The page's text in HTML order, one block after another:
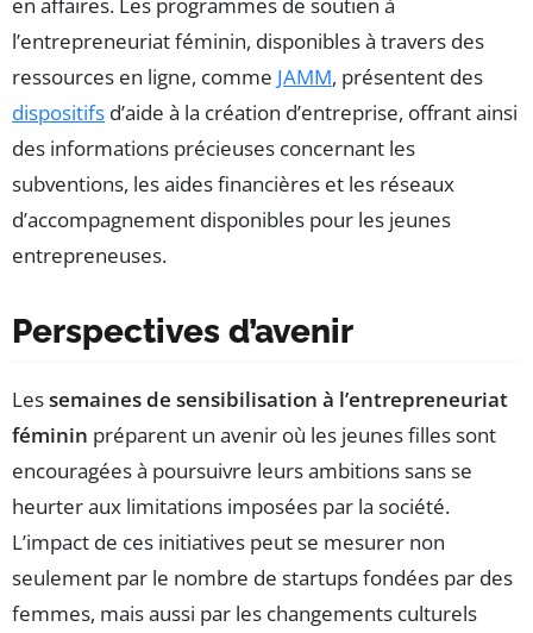
l’entrepreneuriat féminin, disponibles à travers des
ressources en ligne, comme JAMM, présentent des
dispositifs d’aide à la création d’entreprise, offrant ainsi
des informations précieuses concernant les
subventions, les aides financières et les réseaux
d’accompagnement disponibles pour les jeunes
entrepreneuses.
Perspectives d’avenir
Lessemaines de sensibilisation à l’entrepreneuriat
féminin préparent un avenir où les jeunes filles sont
encouragées à poursuivre leurs ambitions sans se
heurter aux limitations imposées par la société.
L’impact de ces initiatives peut se mesurer non
seulement par le nombre de startups fondées par des
femmes, mais aussi par les changements culturels